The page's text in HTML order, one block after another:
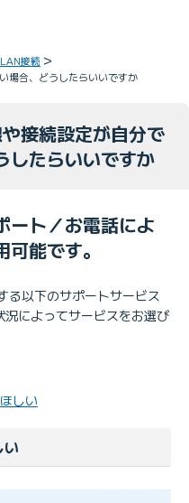
接続
場合、どうしたらいいですか
接続設定が自分で
したらいいですか
ート／お電話によ
能です。
る以下のサポートサービス
況によってサービスをお選び
しい